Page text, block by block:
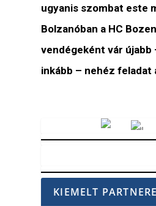
ugyanis szombat este
Bolzanóban a HC
vendégeként vár újabb
inkább – nehéz feladat
KIEMELT